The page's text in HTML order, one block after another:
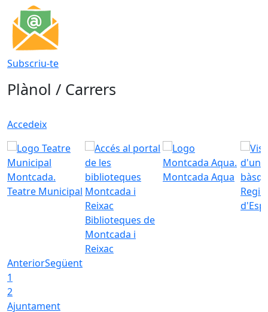
Subscriu-te
Plànol / Carrers
Accedeix
Teatre Municipal
Biblioteques de
Montcada i
Reixac
Montcada Aqua
AnteriorSegüent
1
2
Ajuntament